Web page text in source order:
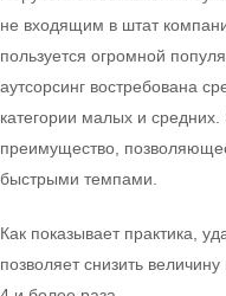
не входящим в штат
пользуется огромной
аутсорсинг востребована
категории малых и
преимущество,
быстрыми темпами.
Как показывает практика,
позволяет снизить